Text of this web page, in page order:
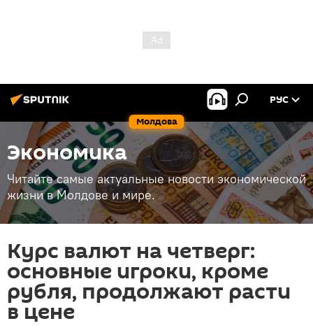
Молдова
РУС
Экономика
Читайте самые актуальные новости экономической
жизни в Молдове и мире.
Курс валют на четверг:
основные игроки, кроме
рубля, продолжают расти
в цене